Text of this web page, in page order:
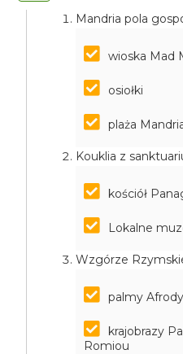
Mandria pola
wioska Mad
osiołki
plaża
Kouklia z
kościół
Lokalne
Wzgórze
palmy
krajobrazy
Romiou